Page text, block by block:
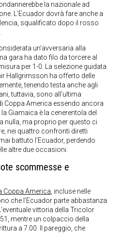
la nazionale ad
L’Ecuador dovrà fare anche a
squalificato dopo il rosso
un’avversaria alla
gara ha dato filo da torcere al
per 1-0. La selezione guidata
Hallgrimsson ha offerto delle
tenendo testa anche agli
tuttavia, sono all’ultima
Coppa America essendo ancora
Giamaica è la cenerentola del
nulla, ma proprio per questo ci
nei quattro confronti diretti
battuto l’Ecuador, perdendo
altre due occasioni.
scommesse e
Coppa America, incluse nelle
che l’Ecuador parte abbastanza
vittoria della Tricolor
mentre un colpaccio della
a 7.00. Il pareggio, che